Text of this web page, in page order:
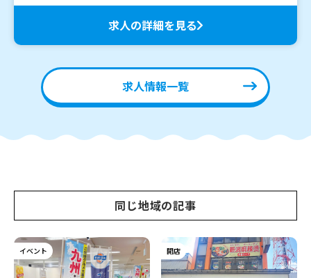
求人の詳細を見る
求人情報一覧
同じ地域の記事
イベント 開店